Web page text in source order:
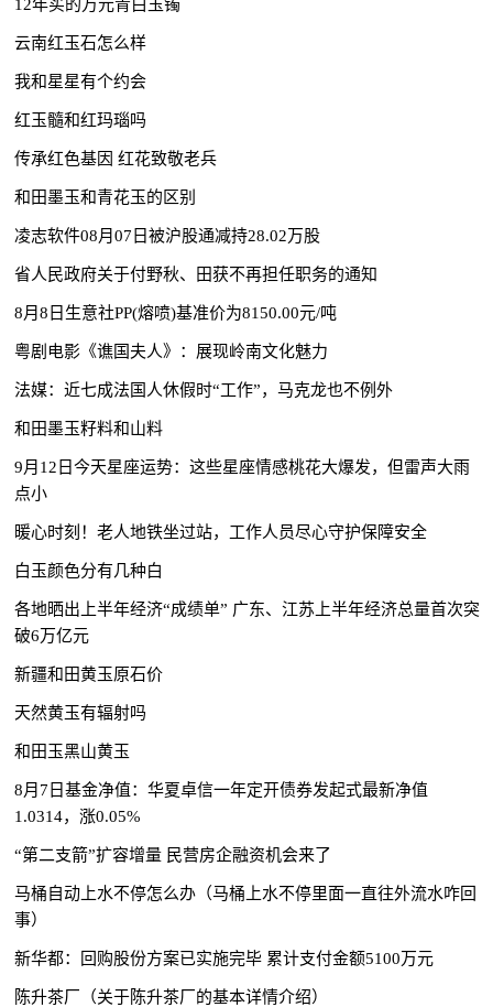
12年买的万元青白玉镯
云南红玉石怎么样
我和星星有个约会
红玉髓和红玛瑙吗
传承红色基因 红花致敬老兵
和田墨玉和青花玉的区别
凌志软件08月07日被沪股通减持28.02万股
省人民政府关于付野秋、田获不再担任职务的通知
8月8日生意社PP(熔喷)基准价为8150.00元/吨
粤剧电影《谯国夫人》：展现岭南文化魅力
法媒：近七成法国人休假时“工作”，马克龙也不例外
和田墨玉籽料和山料
9月12日今天星座运势：这些星座情感桃花大爆发，但雷声大雨
点小
暖心时刻！老人地铁坐过站，工作人员尽心守护保障安全
白玉颜色分有几种白
各地晒出上半年经济“成绩单” 广东、江苏上半年经济总量首次突
破6万亿元
新疆和田黄玉原石价
天然黄玉有辐射吗
和田玉黑山黄玉
8月7日基金净值：华夏卓信一年定开债券发起式最新净值
1.0314，涨0.05%
“第二支箭”扩容增量 民营房企融资机会来了
马桶自动上水不停怎么办（马桶上水不停里面一直往外流水咋回
事）
新华都：回购股份方案已实施完毕 累计支付金额5100万元
陈升茶厂（关于陈升茶厂的基本详情介绍）